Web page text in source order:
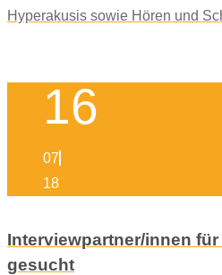
Hyperakusis sowie Hören und
16
07
18
Interviewpartner/innen
gesucht